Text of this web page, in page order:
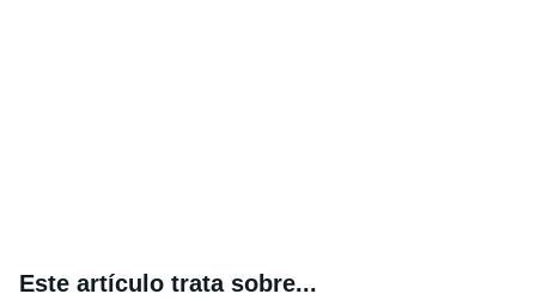
Este artículo trata sobre...